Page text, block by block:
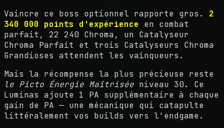
Vaincre ce boss optionnel rapporte gros. 2
340 000 points d'expérience en combat
parfait, 22 240 Chroma, un Catalyseur
Chroma Parfait et trois Catalyseurs Chroma
Grandioses attendent les vainqueurs.
Mais la récompense la plus précieuse reste
le Picto Énergie Maîtrisée niveau 30. Ce
Luminas ajoute 1 PA supplémentaire à chaque
gain de PA — une mécanique qui catapulte
littéralement vos builds vers l'endgame.